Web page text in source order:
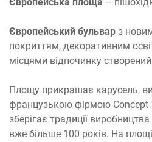
Європейський бульвар з
покриттям, декоративним
місцями відпочинку
Площу прикрашає карусель,
французькою фірмою Соncept
зберігає традиції
вже більше 100 років. На